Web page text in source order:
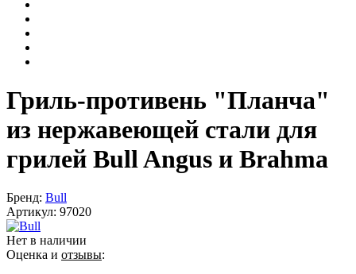
Гриль-противень "Планча"
из нержавеющей стали для
грилей Bull Angus и Brahma
Бренд: Bull
Артикул: 97020
Нет в наличии
Оценка и отзывы: